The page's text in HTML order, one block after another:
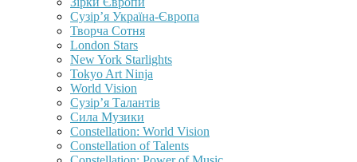
Сузір’я Україна-Європа
Творча Сотня
London Stars
New York Starlights
Tokyo Art Ninja
World Vision
Сузір’я Талантів
Сила Музики
Constellation: World Vision
Constellation of Talents